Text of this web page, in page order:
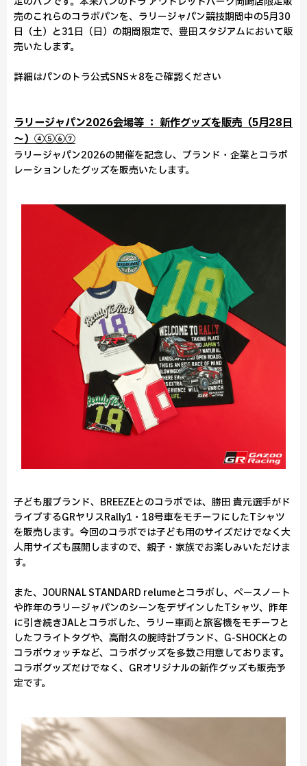
売のこれらのコラボパンを、ラリージャパン競技期間中の5月30
日（土）と31日（日）の期間限定で、豊田スタジアムにおいて販
売いたします。
詳細はパンのトラ公式SNS＊8をご確認ください
ラリージャパン2026会場等 ： 新作グッズを販売（5月28日
～）④⑤⑥⑦
ラリージャパン2026の開催を記念し、ブランド・企業とコラボ
レーションしたグッズを販売いたします。
子ども服ブランド、BREEZEとのコラボでは、勝田 貴元選手がド
ライブするGRヤリスRally1・18号車をモチーフにしたTシャツ
を販売します。今回のコラボでは子ども用のサイズだけでなく大
人用サイズも展開しますので、親子・家族でお楽しみいただけま
す。
また、JOURNAL STANDARD relumeとコラボし、ペースノート
や昨年のラリージャパンのシーンをデザインしたTシャツ、昨年
に引き続きJALとコラボした、ラリー車両と旅客機をモチーフと
したフライトタグや、高耐久の腕時計ブランド、G-SHOCKとの
コラボウォッチなど、コラボグッズを多数ご用意しております。
コラボグッズだけでなく、GRオリジナルの新作グッズも販売予
定です。